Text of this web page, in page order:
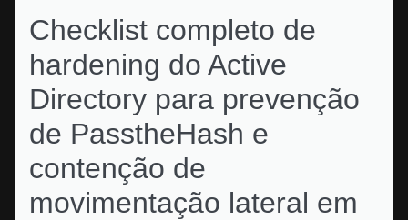
Checklist completo de
hardening do Active
Directory para prevenção
de PasstheHash e
contenção de
movimentação lateral em